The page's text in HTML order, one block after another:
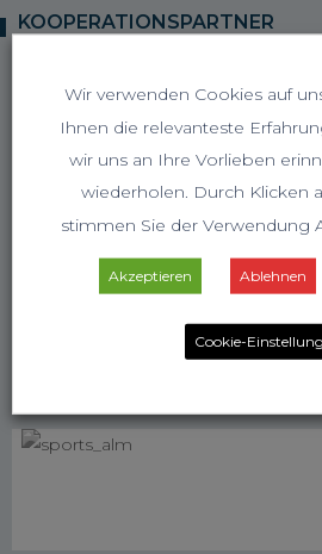
KOOPERATIONSPARTNER
Wir verwenden Cookies auf
Ihnen die relevanteste
wir uns an Ihre Vorlieben
wiederholen. Durch Klicken
stimmen Sie der Verwendung
Akzeptieren Ablehnen
Cookie-